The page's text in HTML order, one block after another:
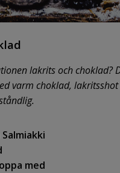
lakrits och choklad?
varm choklad,
med